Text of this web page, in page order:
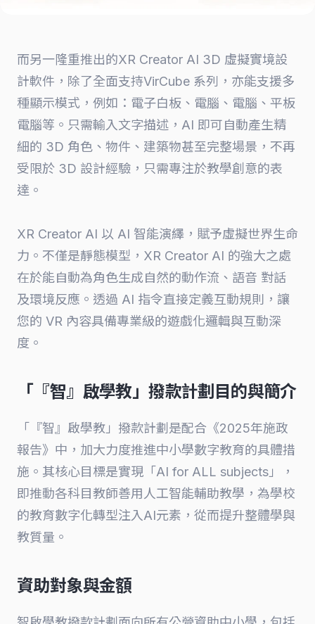
而另一隆重推出的XR Creator AI 3D 虛擬實境設
計軟件，除了全面支持VirCube 系列，亦能支援多
種顯示模式，例如：電子白板、電腦、電腦、平板
電腦等。只需輸入文字描述，AI 即可自動產生精
細的 3D 角色、物件、建築物甚至完整場景，不再
受限於 3D 設計經驗，只需專注於教學創意的表
達。
XR Creator AI 以 AI 智能演繹，賦予虛擬世界生命
力。不僅是靜態模型，XR Creator AI 的強大之處
在於能自動為角色生成自然的動作流、語音 對話
及環境反應。透過 AI 指令直接定義互動規則，讓
您的 VR 內容具備專業級的遊戲化邏輯與互動深
度。
「『智』啟學教」撥款計劃目的與簡介
「『智』啟學教」撥款計劃是配合《2025年施政
報告》中，加大力度推進中小學數字教育的具體措
施。其核心目標是實現「AI for ALL subjects」，
即推動各科目教師善用人工智能輔助教學，為學校
的教育數字化轉型注入AI元素，從而提升整體學與
教質量。
資助對象與金額